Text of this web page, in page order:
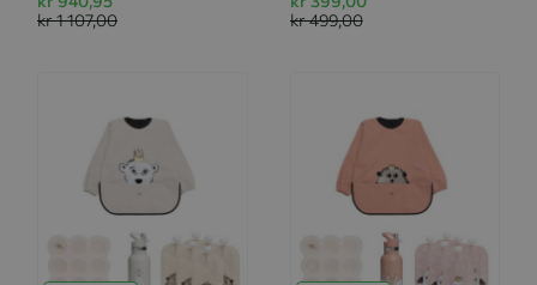
kr 1 107,00
kr 499,00